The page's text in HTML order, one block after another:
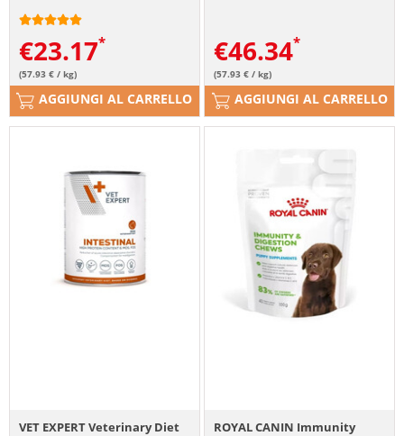
€23.17
(57.93 € / kg)
AGGIUNGI AL CARRELLO
€46.34
(57.93 € / kg)
AGGIUNGI AL CARRELLO
VET EXPERT Veterinary Diet
ROYAL CANIN Immunity